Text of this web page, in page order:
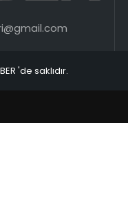
'de saklıdır.